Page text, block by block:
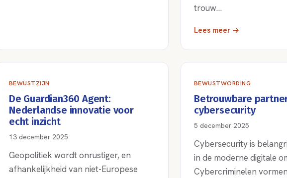
trouw…
Lees meer →
BEWUSTZIJN
De Guardian360 Agent:
Nederlandse innovatie voor
echt inzicht
13 december 2025
Geopolitiek wordt onrustiger, en
afhankelijkheid van niet-Europese
BEWUSTWORDING
Betrouwbare
cybersecurity
5 december 2025
Cybersecurity is
in de moderne digitale
Cybercriminelen